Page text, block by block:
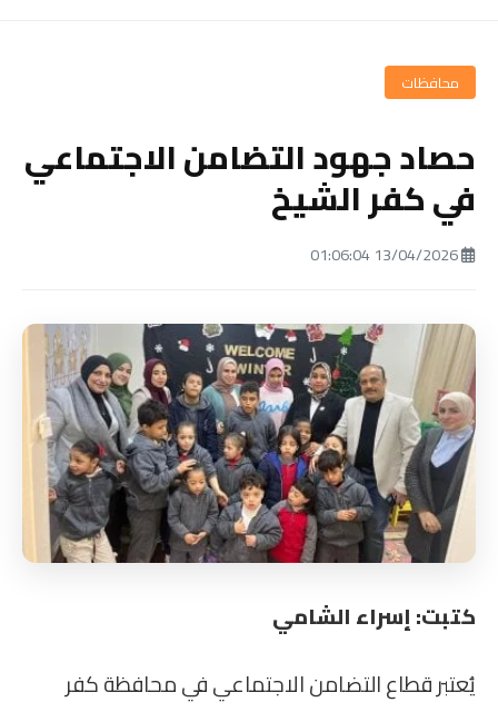
محافظات
حصاد جهود التضامن الاجتماعي
في كفر الشيخ
كتبت: إسراء الشامي
يُعتبر قطاع التضامن الاجتماعي في محافظة كفر